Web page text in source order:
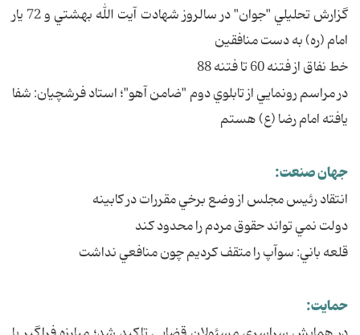
گزارش تحليلي "جوان" در سالروز شهادت آيت الله بهشتي و 72 يار
امام (ره) به دست منافقين
خط نفاق از فتنه 60 تا فتنه 88
در مراسم رونمايي از تابلوي دوم "ضامن آهو"؛ استاد فرشچيان: شفا
يافته امام رضا (ع) هستم
جهان صنعت:
انتقاد رئيس مجلس از وضع برخي مقررات در کابينه
دولت نمي تواند حقوق مردم را محدود کند
قلعه باني: سوآپ را متقف کرديم چون منافعي نداشت
حمايت: